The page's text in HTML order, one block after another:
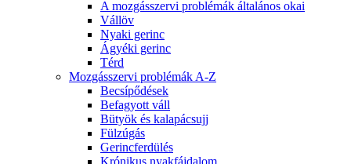
A mozgásszervi problémák általános okai
Vállöv
Nyaki gerinc
Ágyéki gerinc
Térd
Mozgásszervi problémák A-Z
Becsípődések
Befagyott váll
Bütyök és kalapácsujj
Fülzúgás
Gerincferdülés
Krónikus nyakfájdalom